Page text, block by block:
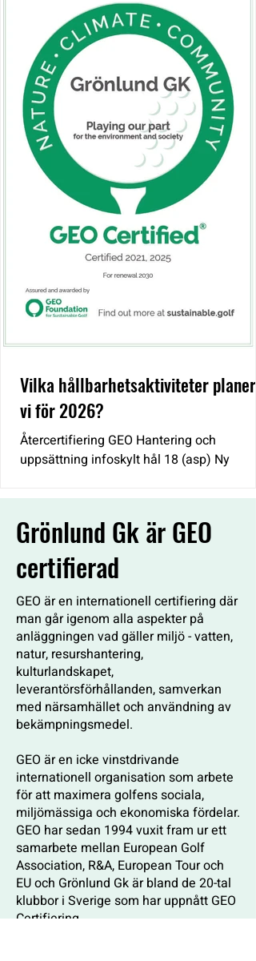
vilket påverkade gräsets kvalitet och
spelbarhet. Istället för att ta bort trädet helt
har vi valt att låta det ligga kvar i området.
Detta är ett medvetet val för att gynna den
biologiska mångfalden. Död ved spelar en
viktig roll i naturen och fungerar som
livsmiljö för många art
Vilka hållbarhetsaktiviteter
vi för 2026?
Återcertifiering GEO Hantering och
uppsättning infoskylt hål 18 (asp) Ny
klubbhus Uppsättning ca 15 holkar samt
renovering av äldre holkbestån
av kortfattad skötselplan vissa blommande
ängsytor som ej direkt kommer i spel
Fröplantering blommande buskar och träd
vid gallrade områden Uppsättning
insektshotell hål 12-13 (nedanför vit tee,
bänk) och infoskylt
Grönlund Gk är GEO
certifierad
GEO är en internationell certifiering där
man går igenom alla aspekter på
anläggningen vad gäller miljö - vatten,
natur, resurshantering,
kulturlandskapet,
leverantörsförhållanden, samverkan
med närsamhället och användning av
bekämpningsmedel.
GEO är en icke vinstdrivande
internationell organisation som arbete
för att maximera golfens sociala,
miljömässiga och ekonomiska fördelar.
GEO har sedan 1994 vuxit fram ur ett
samarbete mellan European Golf
Association, R&A, European Tour och
EU och Grönlund Gk är bland de 20-tal
klubbor i Sverige som har uppnått GEO
Certifiering.